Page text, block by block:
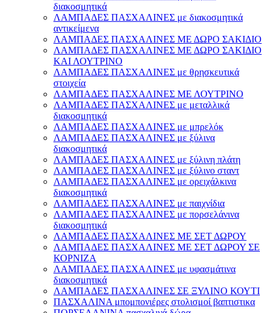
διακοσμητικά
ΛΑΜΠΑΔΕΣ ΠΑΣΧΑΛΙΝΕΣ με διακοσμητικά
αντικείμενα
ΛΑΜΠΑΔΕΣ ΠΑΣΧΑΛΙΝΕΣ ΜΕ ΔΩΡΟ ΣΑΚΙΔΙΟ
ΛΑΜΠΑΔΕΣ ΠΑΣΧΑΛΙΝΕΣ ΜΕ ΔΩΡΟ ΣΑΚΙΔΙΟ
ΚΑΙ ΛΟΥΤΡΙΝΟ
ΛΑΜΠΑΔΕΣ ΠΑΣΧΑΛΙΝΕΣ με θρησκευτικά
στοιχεία
ΛΑΜΠΑΔΕΣ ΠΑΣΧΑΛΙΝΕΣ ΜΕ ΛΟΥΤΡΙΝΟ
ΛΑΜΠΑΔΕΣ ΠΑΣΧΑΛΙΝΕΣ με μεταλλικά
διακοσμητικά
ΛΑΜΠΑΔΕΣ ΠΑΣΧΑΛΙΝΕΣ με μπρελόκ
ΛΑΜΠΑΔΕΣ ΠΑΣΧΑΛΙΝΕΣ με ξύλινα
διακοσμητικά
ΛΑΜΠΑΔΕΣ ΠΑΣΧΑΛΙΝΕΣ με ξύλινη πλάτη
ΛΑΜΠΑΔΕΣ ΠΑΣΧΑΛΙΝΕΣ με ξύλινο σταντ
ΛΑΜΠΑΔΕΣ ΠΑΣΧΑΛΙΝΕΣ με ορειχάλκινα
διακοσμητικά
ΛΑΜΠΑΔΕΣ ΠΑΣΧΑΛΙΝΕΣ με παιχνίδια
ΛΑΜΠΑΔΕΣ ΠΑΣΧΑΛΙΝΕΣ με πορσελάνινα
διακοσμητικά
ΛΑΜΠΑΔΕΣ ΠΑΣΧΑΛΙΝΕΣ ΜΕ ΣΕΤ ΔΩΡΟΥ
ΛΑΜΠΑΔΕΣ ΠΑΣΧΑΛΙΝΕΣ ΜΕ ΣΕΤ ΔΩΡΟΥ ΣΕ
ΚΟΡΝΙΖΑ
ΛΑΜΠΑΔΕΣ ΠΑΣΧΑΛΙΝΕΣ με υφασμάτινα
διακοσμητικά
ΛΑΜΠΑΔΕΣ ΠΑΣΧΑΛΙΝΕΣ ΣΕ ΞΥΛΙΝΟ ΚΟΥΤΙ
ΠΑΣΧΑΛΙΝΑ μπομπονιέρες στολισμοί βαπτιστικα